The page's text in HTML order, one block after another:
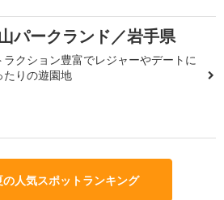
パークランド／岩手県
ラクション豊富でレジャーやデートに
たりの遊園地
人気スポットランキング